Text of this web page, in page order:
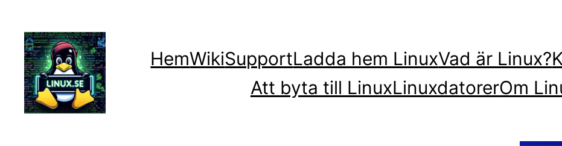
innehåll
HemWikiSupportLadda hem LinuxVad är Linux?
Att byta till LinuxLinuxdatorerOm